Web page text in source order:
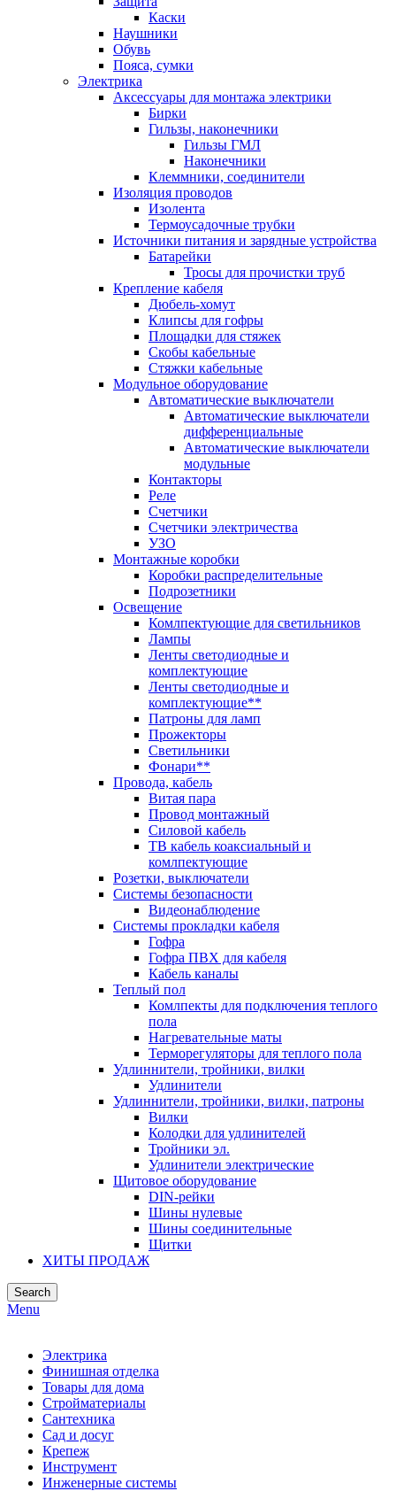
Каски
Наушники
Обувь
Пояса, сумки
Электрика
Аксессуары для монтажа электрики
Бирки
Гильзы, наконечники
Гильзы ГМЛ
Наконечники
Клеммники, соединители
Изоляция проводов
Изолента
Термоусадочные трубки
Источники питания и зарядные устройства
Батарейки
Тросы для прочистки труб
Крепление кабеля
Дюбель-хомут
Клипсы для гофры
Площадки для стяжек
Скобы кабельные
Стяжки кабельные
Модульное оборудование
Автоматические выключатели
Автоматические выключатели
дифференциальные
Автоматические выключатели
модульные
Контакторы
Реле
Счетчики
Счетчики электричества
УЗО
Монтажные коробки
Коробки распределительные
Подрозетники
Освещение
Комлпектующие для светильников
Лампы
Ленты светодиодные и
комплектующие
Ленты светодиодные и
комплектующие**
Патроны для ламп
Прожекторы
Светильники
Фонари**
Провода, кабель
Витая пара
Провод монтажный
Силовой кабель
ТВ кабель коаксиальный и
комлпектующие
Розетки, выключатели
Системы безопасности
Видеонаблюдение
Системы прокладки кабеля
Гофра
Гофра ПВХ для кабеля
Кабель каналы
Теплый пол
Комлпекты для подключения теплого
пола
Нагревательные маты
Терморегуляторы для теплого пола
Удлиннители, тройники, вилки
Удлинители
Удлиннители, тройники, вилки, патроны
Вилки
Колодки для удлинителей
Тройники эл.
Удлинители электрические
Щитовое оборудование
DIN-рейки
Шины нулевые
Шины соединительные
Щитки
ХИТЫ ПРОДАЖ
Search
Menu
Электрика
Финишная отделка
Товары для дома
Стройматериалы
Сантехника
Сад и досуг
Крепеж
Инструмент
Инженерные системы